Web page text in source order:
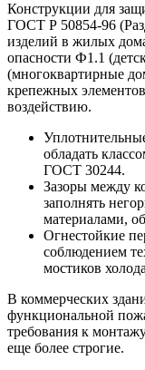
Конструкции для
ГОСТ Р 50854-96
изделий в жилых
опасности Ф1.1
(многоквартирные
крепежных
воздействию.
обладать
ГОСТ 30244.
Зазоры между
заполнять
материалами,
Огнестойкие
соблюдением
мостиков
В коммерческих
функциональной
требования к
еще более строгие.